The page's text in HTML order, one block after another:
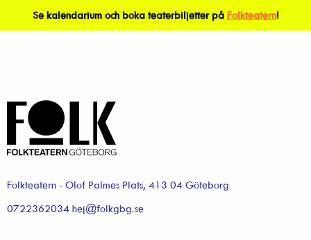
Se kalendarium och boka teaterbiljetter på Folkteatern!
Folkteatern - Olof Palmes Plats, 413 04 Göteborg
0722362034 hej@folkgbg.se